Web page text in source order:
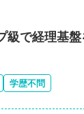
級で経理基
学歴不問